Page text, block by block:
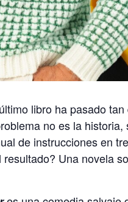
libro ha pasado
no es la historia,
de instrucciones en
Una novela